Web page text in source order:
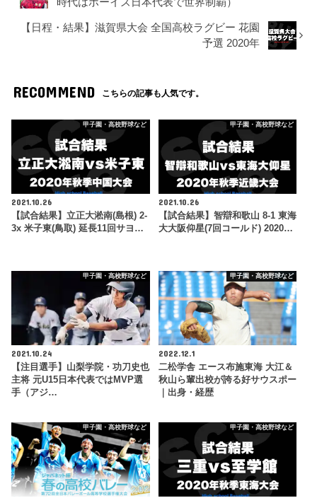
時代はボーイズ日本代表で世界制覇）
【日程・結果】滋賀県大会 全国高校ラグビー 花園
予選 2020年
RECOMMEND こちらの記事も人気です。
甲子園・高校野球など
2021.10.26
【試合結果】立正大淞南(島根) 2-
3x 米子東(鳥取) 延長11回サヨ…
甲子園・高校野球など
2021.10.26
【試合結果】智辯和歌山 8-1 東海
大大阪仰星(7回コールド) 2020…
甲子園・高校野球など
2021.10.24
【注目選手】山梨学院・功刀史也
主将 元U15日本代表ではMVP選
手（アジ…
甲子園・高校野球など
2022.12.1
二松学舎 エース布施東海 大江＆
秋山ら輩出校が誇る好サウスポー
｜出身・経歴
甲子園・高校野球など 甲子園・高校野球など